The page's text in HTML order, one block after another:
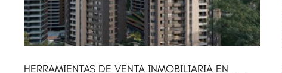
HERRAMIENTAS DE VENTA INMOBILIARIA EN